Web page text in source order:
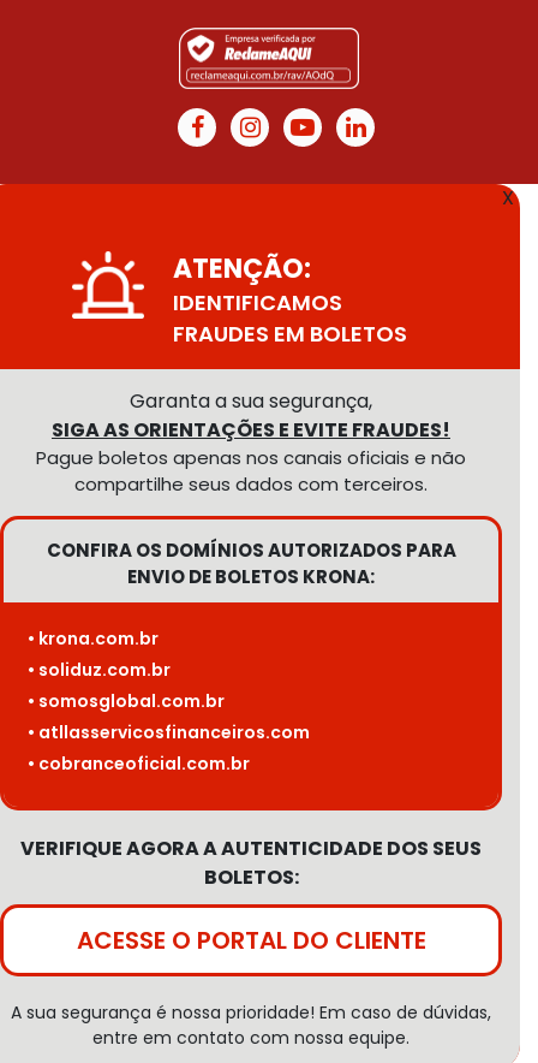
X
ATENÇÃO:
IDENTIFICAMOS
FRAUDES EM BOLETOS
Garanta a sua segurança,
SIGA AS ORIENTAÇÕES E EVITE FRAUDES!
Pague boletos apenas nos canais oficiais e não
compartilhe seus dados com terceiros.
CONFIRA OS DOMÍNIOS AUTORIZADOS PARA
ENVIO DE BOLETOS KRONA:
• krona.com.br
• soliduz.com.br
• somosglobal.com.br
• atllasservicosfinanceiros.com
• cobranceoficial.com.br
VERIFIQUE AGORA A AUTENTICIDADE DOS SEUS
BOLETOS:
ACESSE O PORTAL DO CLIENTE
A sua segurança é nossa prioridade! Em caso de dúvidas,
entre em contato com nossa equipe.